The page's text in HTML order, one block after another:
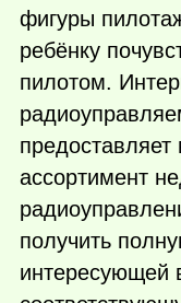
фигуры
ребёнку
пилотом.
ассортимент
получить
интересующей